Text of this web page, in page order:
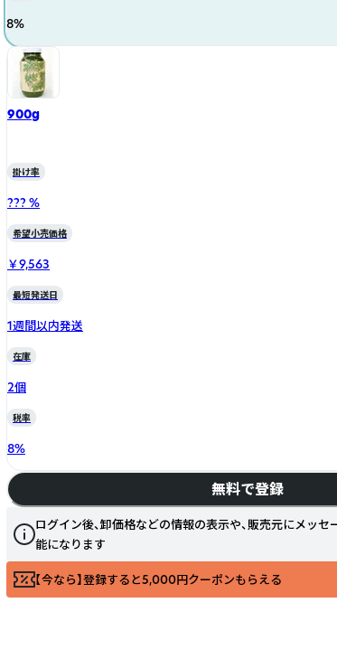
8%
900g
掛け率
??? %
希望小売価格
￥9,563
最短発送日
1週間以内発送
在庫
2個
税率
8%
無料で登録
ログイン後、卸価格などの情報の表示や、販売元にメッセ
能になります
【今なら】登録すると5,000円クーポンもらえる